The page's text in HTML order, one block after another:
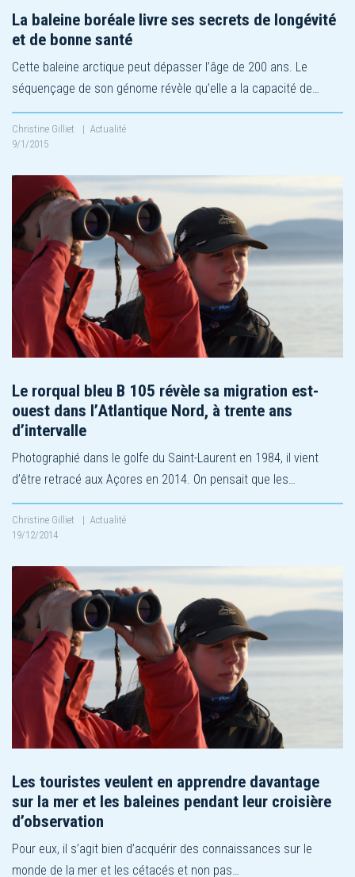
La baleine boréale livre ses secrets de longévité
et de bonne santé
Cette baleine arctique peut dépasser l’âge de 200 ans. Le
séquençage de son génome révèle qu’elle a la capacité de…
Christine Gilliet | Actualité
9/1/2015
Le rorqual bleu B 105 révèle sa migration est-
ouest dans l’Atlantique Nord, à trente ans
d’intervalle
Photographié dans le golfe du Saint-Laurent en 1984, il vient
d’être retracé aux Açores en 2014. On pensait que les…
Christine Gilliet | Actualité
19/12/2014
Les touristes veulent en apprendre davantage
sur la mer et les baleines pendant leur croisière
d’observation
Pour eux, il s’agit bien d’acquérir des connaissances sur le
monde de la mer et les cétacés et non pas…